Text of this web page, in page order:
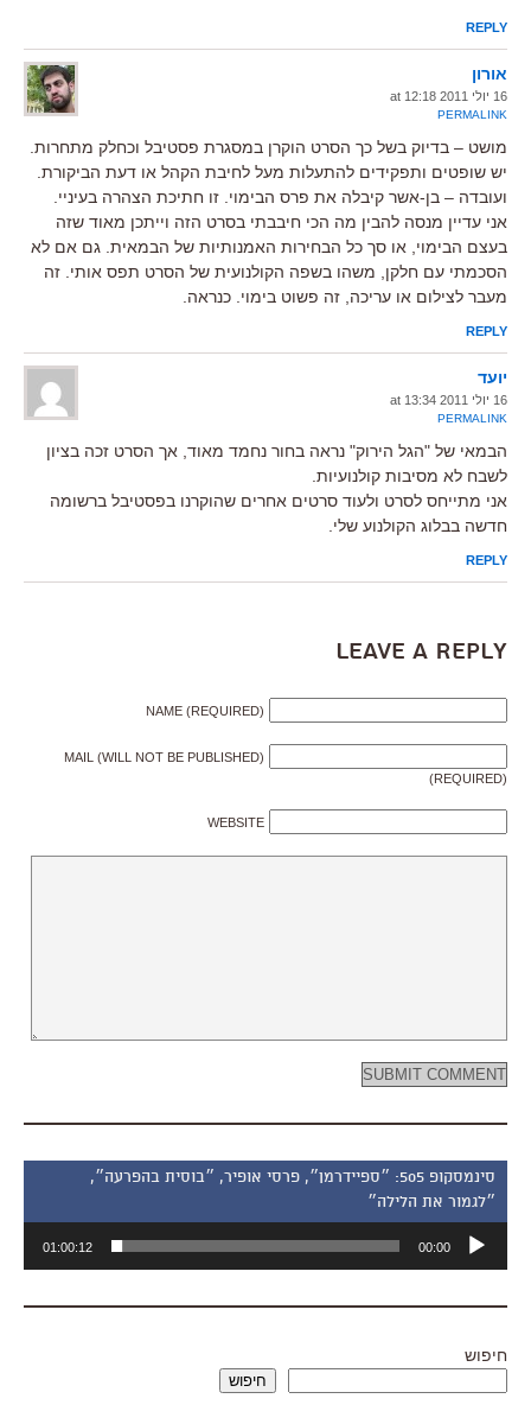
REPLY
אורון
16 יולי 2011 at 12:18
PERMALINK
מושט – בדיוק בשל כך הסרט הוקרן במסגרת פסטיבל וכחלק מתחרות.
יש שופטים ותפקידים להתעלות מעל לחיבת הקהל או דעת הביקורת.
ועובדה – בן-אשר קיבלה את פרס הבימוי. זו חתיכת הצהרה בעיניי.
אני עדיין מנסה להבין מה הכי חיבבתי בסרט הזה וייתכן מאוד שזה
בעצם הבימוי, או סך כל הבחירות האמנותיות של הבמאית. גם אם לא
הסכמתי עם חלקן, משהו בשפה הקולנועית של הסרט תפס אותי. זה
מעבר לצילום או עריכה, זה פשוט בימוי. כנראה.
REPLY
יועד
16 יולי 2011 at 13:34
PERMALINK
הבמאי של "הגל הירוק" נראה בחור נחמד מאוד, אך הסרט זכה בציון
לשבח לא מסיבות קולנועיות.
אני מתייחס לסרט ולעוד סרטים אחרים שהוקרנו בפסטיבל ברשומה
חדשה בבלוג הקולנוע שלי.
REPLY
Leave a Reply
NAME (REQUIRED)
MAIL (WILL NOT BE PUBLISHED)
(REQUIRED)
WEBSITE
סינמסקופ 505: ״ספיידרמן״, פרסי אופיר, ״בוסית בהפרעה״,
״לגמור את הלילה״
אודיו
00:00
01:00:12
חיפוש
חיפוש